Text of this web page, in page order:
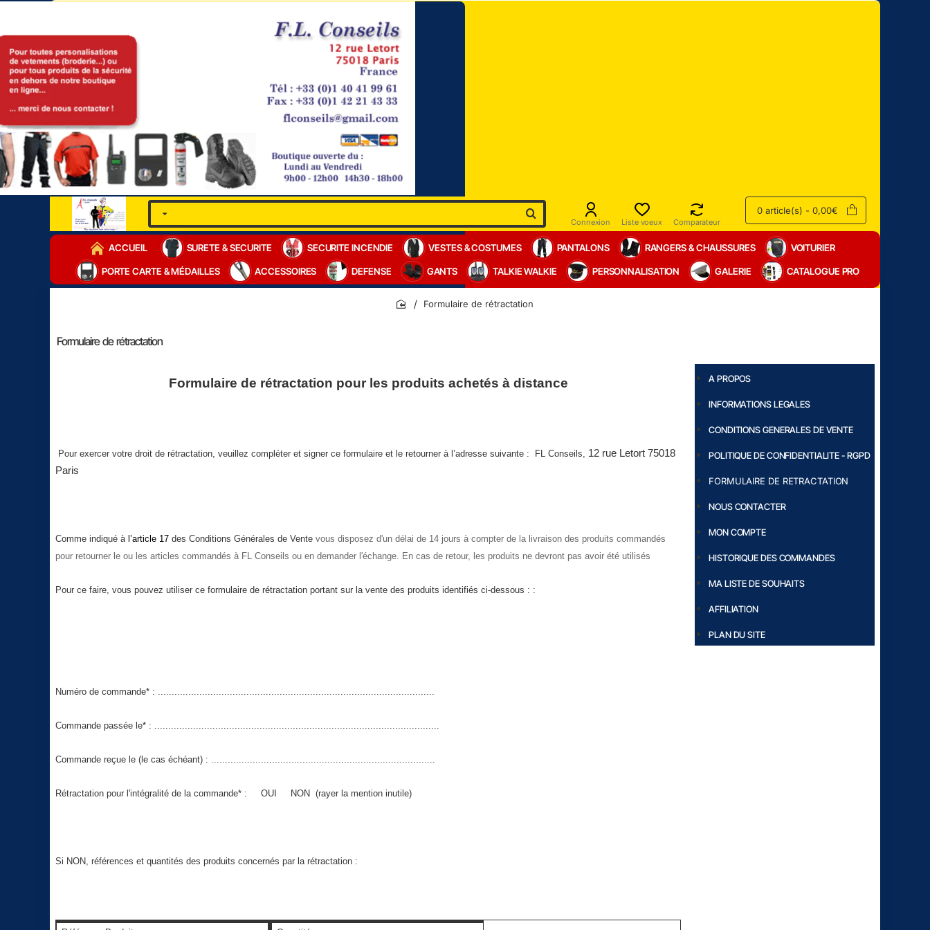
Connexion Liste voeux Comparateur
0 article(s) - 0,00€
ACCUEIL SURETE & SECURITE SECURITE INCENDIE VESTES & COSTUMES PANTALONS RANGERS & CHAUSSURES VOITURIER
PORTE CARTE & MÉDAILLES ACCESSOIRES DEFENSE GANTS TALKIE WALKIE PERSONNALISATION GALERIE CATALOGUE PRO
Formulaire de rétractation
Formulaire de rétractation
Formulaire de rétractation pour les produits achetés à distance
Pour exercer votre droit de rétractation, veuillez compléter et signer ce formulaire et le retourner à l’adresse suivante : FL Conseils, 12 rue Letort 75018
Paris
Comme indiqué à l’article 17 des Conditions Générales de Vente vous disposez d'un délai de 14 jours à compter de la livraison des produits commandés
pour retourner le ou les articles commandés à FL Conseils ou en demander l'échange. En cas de retour, les produits ne devront pas avoir été utilisés
Pour ce faire, vous pouvez utiliser ce formulaire de rétractation portant sur la vente des produits identifiés ci-dessous : :
Numéro de commande* : ....................................................................................................
Commande passée le* : .......................................................................................................
Commande reçue le (le cas échéant) : .................................................................................
Rétractation pour l'intégralité de la commande* : OUI NON (rayer la mention inutile)
Si NON, références et quantités des produits concernés par la rétractation :
A PROPOS
INFORMATIONS LEGALES
CONDITIONS GENERALES DE VENTE
POLITIQUE DE CONFIDENTIALITE - RGPD
FORMULAIRE DE RETRACTATION
NOUS CONTACTER
MON COMPTE
HISTORIQUE DES COMMANDES
MA LISTE DE SOUHAITS
AFFILIATION
PLAN DU SITE